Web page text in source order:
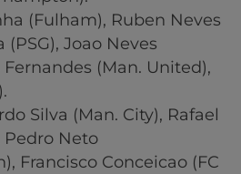
(Fulham), Ruben Neves
Joao Neves
(Man. United),
Silva (Man. City), Rafael
Pedro Neto
Francisco Conceicao (FC